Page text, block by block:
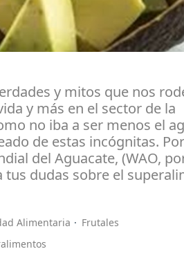
y mitos que nos
y más en el sector de la
no iba a ser menos el
de estas incógnitas.
del Aguacate, (WAO,
tus dudas sobre el
Alimentaria
Frutales